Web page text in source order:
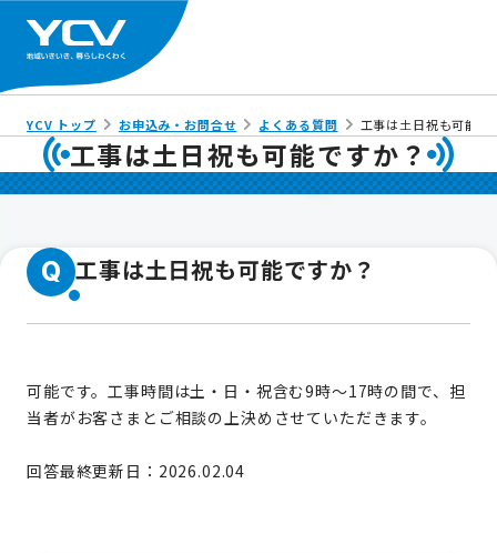
YCV トップ お申込み・お問合せ よくある質問 工事は土日祝も可能で
工事は土日祝も可能ですか？
Q 工事は土日祝も可能ですか？
可能です。工事時間は土・日・祝含む9時～17時の間で、担
当者がお客さまとご相談の上決めさせていただきます。
回答最終更新日：2026.02.04